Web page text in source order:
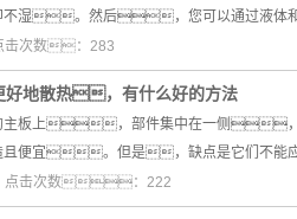
。然后，您可以通过液体和
次数：283
好地散热，有什么好的方法
主板上，部件集中在一侧，
便宜。但是，缺点是它们不能
点击次数：222